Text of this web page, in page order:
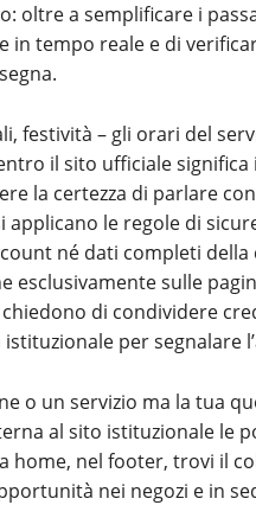
oltre a semplificare i
in tempo reale e di
festività – gli orari del
il sito ufficiale
la certezza di parlare
applicano le regole di
né dati completi della
esclusivamente sulle
di condividere
per segnalare
o un servizio ma la tua
al sito istituzionale le
home, nel footer, trovi il
nei negozi e in